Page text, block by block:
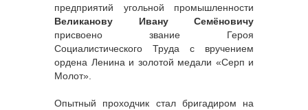
предприятий угольной промышленности
Великанову Ивану Семёновичу
присвоено звание Героя
Социалистического Труда с вручением
ордена Ленина и золотой медали «Серп и
Молот».
Опытный проходчик стал бригадиром на